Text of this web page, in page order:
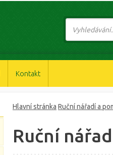
Kontakt
Hlavní stránka Ruční nářadí a
Ruční